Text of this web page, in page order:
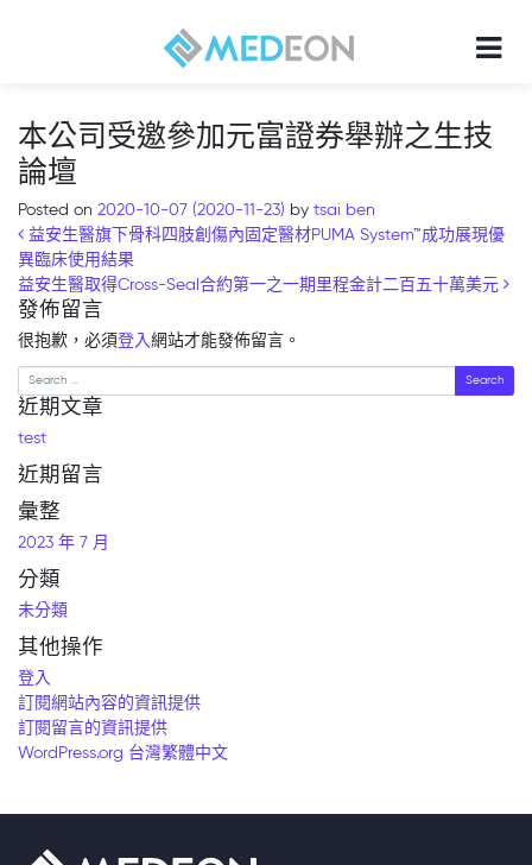
本公司受邀參加元富證券舉辦之生技
論壇
Posted on 2020-10-07 (2020-11-23) by tsai ben
Post navigation
益安生醫旗下骨科四肢創傷內固定醫材PUMA System™成功展現優
異臨床使用結果
益安生醫取得Cross-Seal合約第一之一期里程金計二百五十萬美元
發佈留言
很抱歉，必須登入網站才能發佈留言。
Search
近期文章
test
近期留言
彙整
2023 年 7 月
分類
未分類
其他操作
登入
訂閱網站內容的資訊提供
訂閱留言的資訊提供
WordPress.org 台灣繁體中文